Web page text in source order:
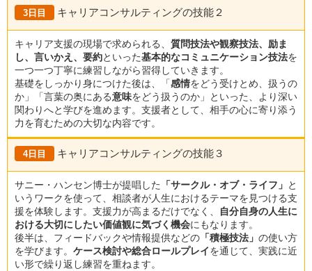
3日目 キャリアコンサルティングの技能２
キャリア支援の現場で求められる、 質問技法や観察技法、励ま
し、言いかえ、要約といった基本的なコミュニケーション技法を
一つ一つ丁寧に練習しながら習得していきます。
基礎をしっかり身につけた後は、「感情をどう受けとめ、扱うの
か」「言葉の奥にある意味をどう扱うのか」といった、より深い
関わりへと学びを進めます。支援者として、相手の心に寄り添う
力を育むための大切な内容です。
4日目 キャリアコンサルティングの技能３
サニー・ハンセン博士が提唱した 「サークル・オブ・ライフ」 と
いうワークを使って、相談者が人生におけるテーマを見つける支
援を体験します。支援力が高まるだけでなく、
自分自身の人生に
おける大切にしたい価値観に気づく機会にもなります。
後半は、フィードバックや情報提供などの 「積極技法」 の使い方
を学びます。 ケース検討や総合ロールプレイを通じて、実践に近
い形で繰り返し練習を重ねます。